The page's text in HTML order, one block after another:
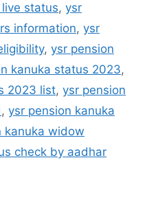
status, ysr
information, ysr
, ysr pension
kanuka status 2023,
2023 list, ysr pension
, ysr pension kanuka
kanuka widow
check by aadhar